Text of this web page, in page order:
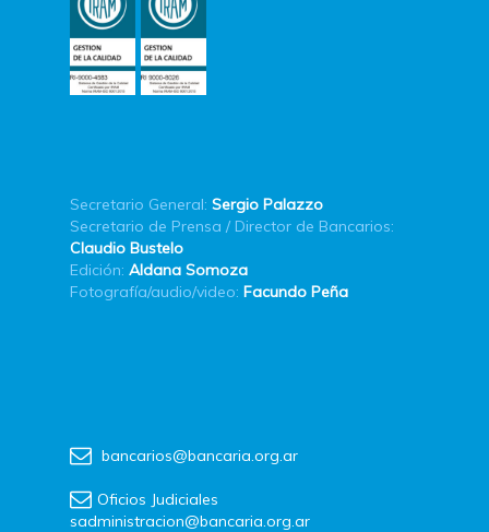
Secretario General: Sergio Palazzo
Secretario de Prensa / Director de Bancarios:
Claudio Bustelo
Edición: Aldana Somoza
Fotografía/audio/video: Facundo Peña
bancarios@bancaria.org.ar
Oficios Judiciales
sadministracion@bancaria.org.ar